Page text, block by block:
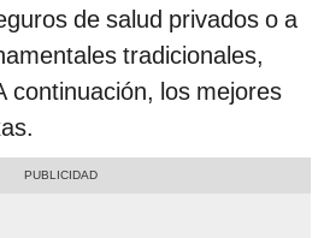
de salud privados o a
tradicionales,
continuación, los mejores